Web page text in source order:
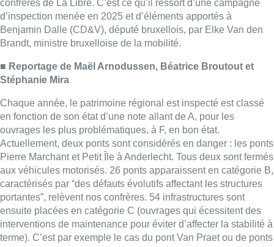
aux véhicules motorisés. 26 ponts apparaissent en catégorie B,
caractérisés par “des défauts évolutifs affectant les structures
portantes”, relèvent nos confrères. 54 infrastructures sont
ensuite placées en catégorie C (ouvrages qui écessitent des
interventions de maintenance pour éviter d’affecter la stabilité à
terme). C’est par exemple le cas du pont Van Praet ou de ponts
sur la E40. Bilan entre 2017 et 2025, seuls cinq ouvrages
affichent une meilleure santé.
“L’état de nos ponts, c’est la facture du sous-investissement
chronique entre 2000 et 2015” , répond aujourd’hui la ministre
de la Mobilité, sollicitée par nos confrères. Elle assure par
ailleurs, qu ‘”aucun pont ou viaduc ne doit être fermé à court,
moyen ou long terme.”
En tout cas un nouveau plan pluriannuel d’investissement sur
les infrastructures doit être négocié au sein du gouvernement
bruxellois dans les prochains mois. La ministre explique qu’il
“devra se concentrer sur les dossiers prioritaires“, à savoir les